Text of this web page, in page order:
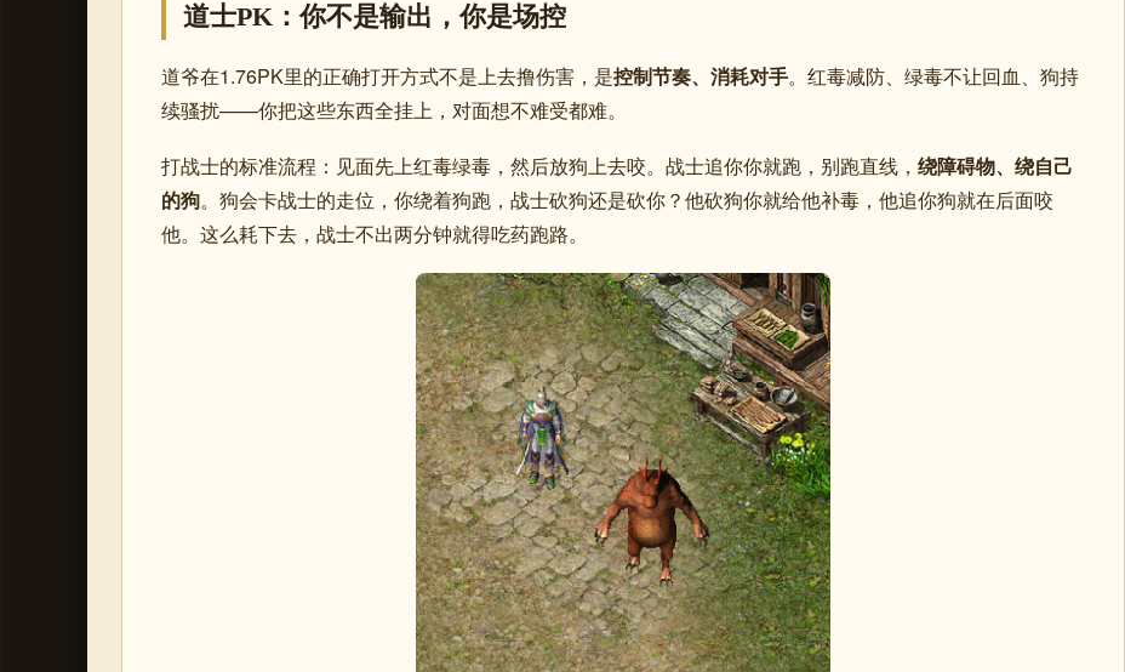
道士PK：你不是输出，你是场控
道爷在1.76PK里的正确打开方式不是上去撸伤害，是控制节奏、消耗对手。红毒减防、绿毒不让回血、狗持
续骚扰——你把这些东西全挂上，对面想不难受都难。
打战士的标准流程：见面先上红毒绿毒，然后放狗上去咬。战士追你你就跑，别跑直线， 绕障碍物、绕自己
的狗。狗会卡战士的走位，你绕着狗跑，战士砍狗还是砍你？他砍狗你就给他补毒，他追你狗就在后面咬
他。这么耗下去，战士不出两分钟就得吃药跑路。